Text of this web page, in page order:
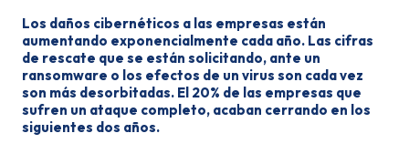
Los daños cibernéticos a las empresas están
aumentando exponencialmente cada año. Las cifras
de rescate que se están solicitando, ante un
ransomware o los efectos de un virus son cada vez
son más desorbitadas. El 20% de las empresas que
sufren un ataque completo, acaban cerrando en los
siguientes dos años.